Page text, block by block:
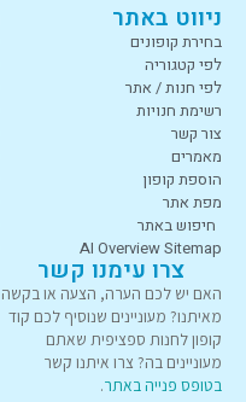
ניווט באתר
בחירת קופונים
לפי קטגוריה
לפי חנות / אתר
רשימת חנויות
צור קשר
מאמרים
הוספת קופון
מפת אתר
חיפוש באתר
AI Overview Sitemap
צרו עימנו קשר
האם יש לכם הערה, הצעה או בקשה
מאיתנו? מעוניינים שנוסיף לכם קוד
קופון לחנות ספציפית שאתם
מעוניינים בה? צרו איתנו קשר
בטופס פנייה באתר.